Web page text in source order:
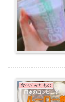
食べてみたもの